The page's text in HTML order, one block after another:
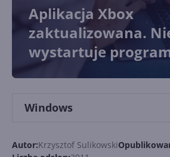
Aplikacja Xbox
zaktualizowana.
wystartuje
Windows
Autor:Krzysztof Sulikowski